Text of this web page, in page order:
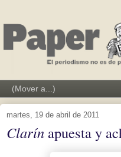
martes, 19 de abril de 2011
Clarín apuesta y